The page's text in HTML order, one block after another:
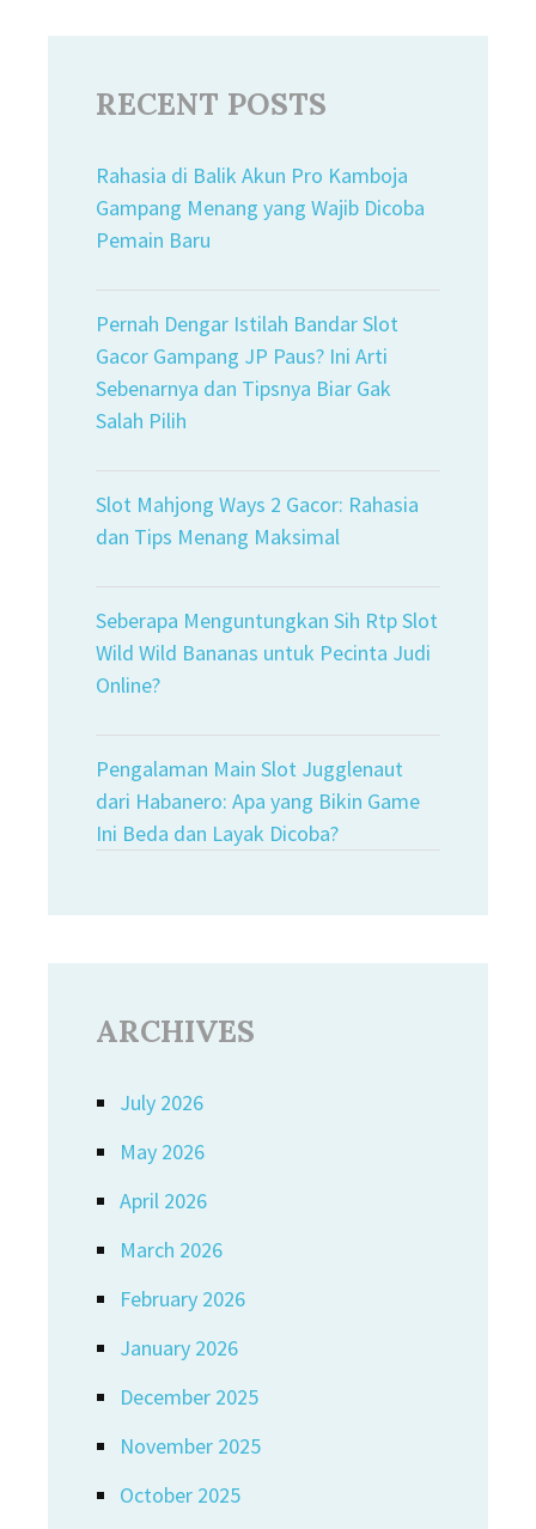
RECENT POSTS
Rahasia di Balik Akun Pro Kamboja
Gampang Menang yang Wajib Dicoba
Pemain Baru
Pernah Dengar Istilah Bandar Slot
Gacor Gampang JP Paus? Ini Arti
Sebenarnya dan Tipsnya Biar Gak
Salah Pilih
Slot Mahjong Ways 2 Gacor: Rahasia
dan Tips Menang Maksimal
Seberapa Menguntungkan Sih Rtp Slot
Wild Wild Bananas untuk Pecinta Judi
Online?
Pengalaman Main Slot Jugglenaut
dari Habanero: Apa yang Bikin Game
Ini Beda dan Layak Dicoba?
ARCHIVES
July 2026
May 2026
April 2026
March 2026
February 2026
January 2026
December 2025
November 2025
October 2025